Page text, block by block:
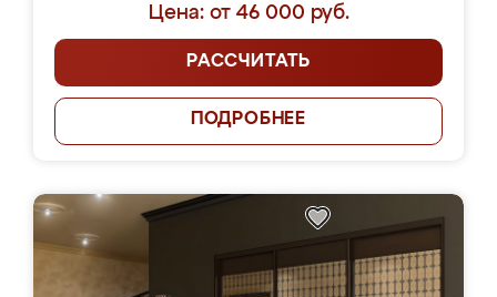
Цена: от 46 000 руб.
РАССЧИТАТЬ
ПОДРОБНЕЕ